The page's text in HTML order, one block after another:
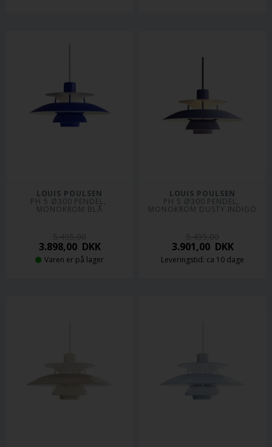
LOUIS POULSEN
PH 5 Ø300 PENDEL,
MONOKROM BLÅ
3.898,00DKK
Varen er på lager
LOUIS POULSEN
PH 5 Ø300 PENDEL,
MONOKROM DUSTY INDIGO
3.901,00DKK
Leveringstid: ca 10 dage